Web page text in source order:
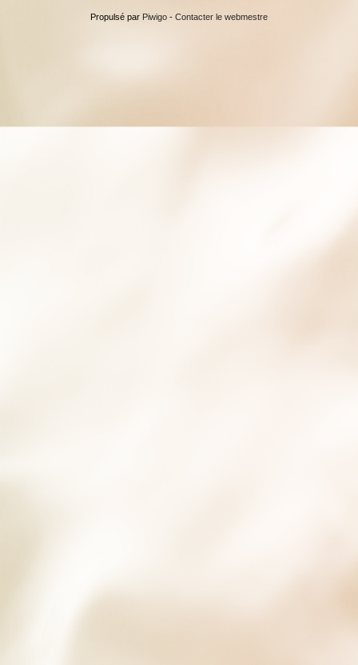
Propulsé par Piwigo - Contacter le webmestre